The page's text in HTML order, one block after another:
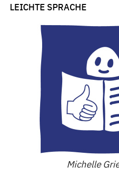
LEICHTE SPRACHE
Michelle